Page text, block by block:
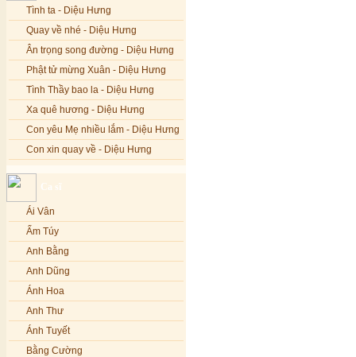
Tình ta - Diệu Hưng
Quay về nhé - Diệu Hưng
Ân trọng song đường - Diệu Hưng
Phật tử mừng Xuân - Diệu Hưng
Tình Thầy bao la - Diệu Hưng
Xa quê hương - Diệu Hưng
Con yêu Mẹ nhiều lắm - Diệu Hưng
Con xin quay về - Diệu Hưng
Nếu xa Phật - Diệu Hưng
Tình Lam - Kim Khánh & Hoàng
Vĩnh
Xin cho con niềm tin - Kim Linh
Quán Âm Mẹ hiền - Kim Linh
Nhạc niệm Nam Mô A Di Đà Phật -
Kim Linh
Mẹ Từ Bi - Kim Linh
12 Lời nguyện của Bồ tát Quán Thế
Âm - Kim Linh
Ca sĩ
Ái Vân
Ẩm Túy
Anh Bằng
Anh Dũng
Ánh Hoa
Anh Thư
Ánh Tuyết
Bằng Cường